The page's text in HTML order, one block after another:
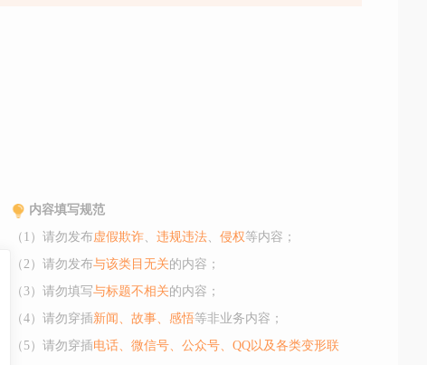
内容填写规范
（1）请勿发布虚假欺诈、 违规违法、 侵权等内容；
（2）请勿发布与该类目无关的内容；
（3）请勿填写与标题不相关的内容；
（4）请勿穿插新闻、故事、感悟等非业务内容；
（5）请勿穿插电话、微信号、公众号、QQ以及各类变形联